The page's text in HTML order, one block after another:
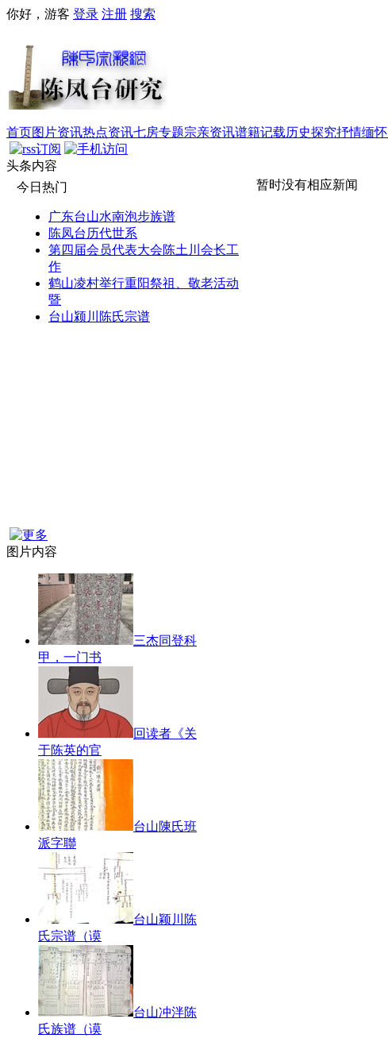
你好，游客 登录 注册 搜索
首页图片资讯热点资讯七房专题宗亲资讯谱籍记载历史探究抒情缅怀
头条内容
今日热门
广东台山水南泡步族谱
陈凤台历代世系
第四届会员代表大会陈土川会长工
作
鹤山凌村举行重阳祭祖、敬老活动
暨
台山颍川陈氏宗谱
暂时没有相应新闻
图片内容
三杰同登科
甲，一门书
回读者《关
于陈英的官
台山陳氏班
派字聯
台山颖川陈
氏宗谱（谟
台山冲泮陈
氏族谱（谟